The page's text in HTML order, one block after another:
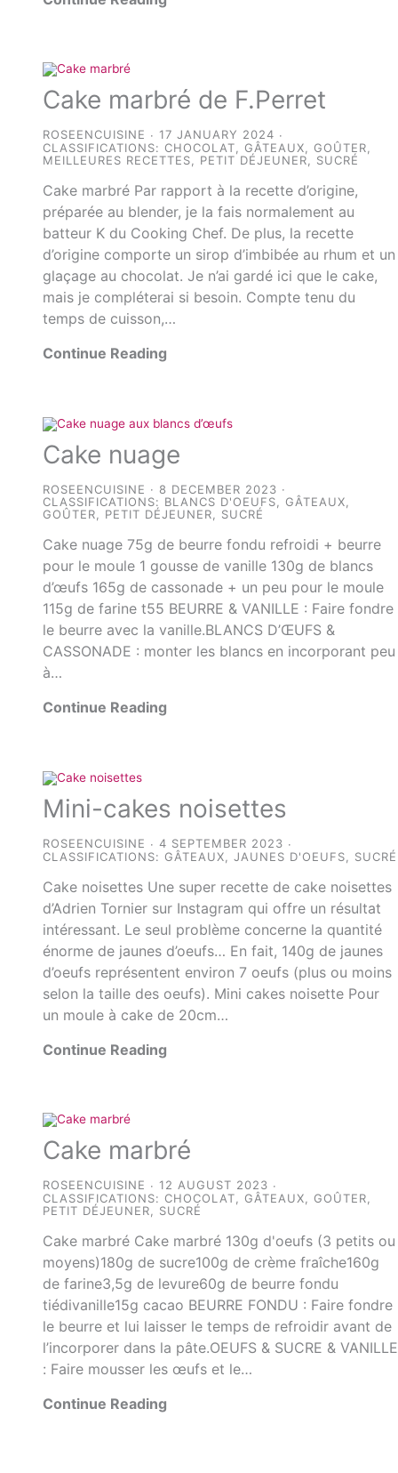
Cake marbré de F.Perret
ROSEENCUISINE
17 JANUARY 2024
CLASSIFICATIONS:CHOCOLAT ,GÂTEAUX ,GOÛTER
MEILLEURES RECETTES
PETIT DÉJEUNER SUCRÉ
Cake marbré Par rapport à la recette d’origine,
préparée au blender, je la fais normalement au
batteur K du Cooking Chef. De plus, la recette
d’origine comporte un sirop d’imbibée au rhum et un
glaçage au chocolat. Je n’ai gardé ici que le cake,
mais je compléterai si besoin. Compte tenu du
temps de cuisson,…
Continue Reading
Cake nuage
ROSEENCUISINE
8 DECEMBER 2023
CLASSIFICATIONS: BLANCS D'OEUFS,GÂTEAUX,
GOÛTER, PETIT DÉJEUNER, SUCRÉ
Cake nuage 75g de beurre fondu refroidi + beurre
pour le moule 1 gousse de vanille 130g de blancs
d’œufs 165g de cassonade + un peu pour le moule
115g de farine t55 BEURRE & VANILLE : Faire fondre
le beurre avec la vanille.BLANCS D’ŒUFS &
CASSONADE : monter les blancs en incorporant peu
à…
Continue Reading
Mini-cakes noisettes
ROSEENCUISINE
4 SEPTEMBER 2023
CLASSIFICATIONS:GÂTEAUX ,JAUNES D'OEUFS SUCRÉ
Cake noisettes Une super recette de cake noisettes
d’Adrien Tornier sur Instagram qui offre un résultat
intéressant. Le seul problème concerne la quantité
énorme de jaunes d’oeufs… En fait, 140g de jaunes
d’oeufs représentent environ 7 oeufs (plus ou moins
selon la taille des oeufs). Mini cakes noisette Pour
un moule à cake de 20cm…
Continue Reading
Cake marbré
ROSEENCUISINE
12 AUGUST 2023
CLASSIFICATIONS:CHOCOLAT,GÂTEAUX,GOÛTER,
PETIT DÉJEUNER, SUCRÉ
Cake marbré Cake marbré 130g d'oeufs (3 petits ou
moyens)180g de sucre100g de crème fraîche160g
de farine3,5g de levure60g de beurre fondu
tiédivanille15g cacao BEURRE FONDU : Faire fondre
le beurre et lui laisser le temps de refroidir avant de
l’incorporer dans la pâte.OEUFS & SUCRE & VANILLE
: Faire mousser les œufs et le…
Continue Reading